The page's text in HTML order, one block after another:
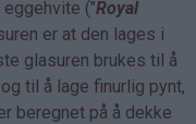
("Royal
er at den lages i
glasuren brukes til å
til å lage finurlig pynt,
beregnet på å dekke